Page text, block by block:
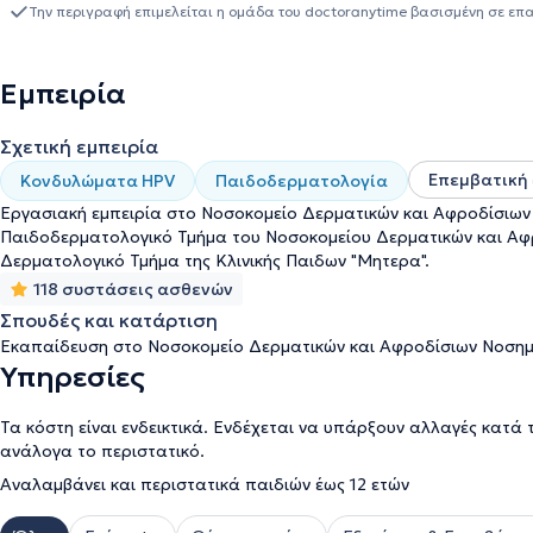
στο Εργαστήριο Δερματο-ενδοκρινολογίας και Παθήσεων
διατελέσει επιστημονικός συνεργάτης στο τμήμα
Πανεπιστημιακού Γενικού Νοσοκομείου "Αττικόν" και στο
Εταιρείας Δερματολογίας και Αφροδισιολογίας και της
Την περιγραφή επιμελείται η ομάδα του doctoranytime βασισμένη σε
Εμπειρία
Σχετική εμπειρία
Κονδυλώματα HPV Παιδοδερματολογία
Εργασιακή εμπειρία στο Νοσοκομείο Δερματικών και
Παιδοδερματολογικό Τμήμα του Νοσοκομείου Δερματικών και
Δερματολογικό Τμήμα της Κλινικής Παιδων "Μητερα".
118 συστάσεις ασθενών
Σπουδές και κατάρτιση
Εκαπαίδευση στο Νοσοκομείο Δερματικών και Αφροδίσιων
Υπηρεσίες
Τα κόστη είναι ενδεικτικά. Ενδέχεται να υπάρξουν αλλαγές κατά
ανάλογα το περιστατικό.
Αναλαμβάνει και περιστατικά παιδιών έως 12 ετών